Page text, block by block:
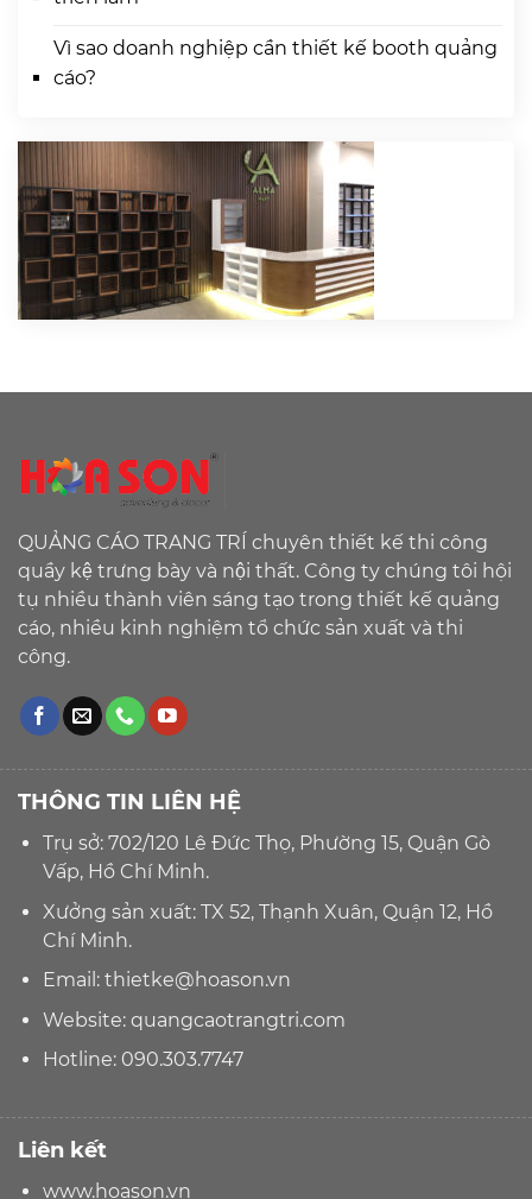
Vì sao doanh nghiệp cần thiết kế booth quảng
cáo?
QUẢNG CÁO TRANG TRÍ chuyên thiết kế thi công
quầy kệ trưng bày và nội thất. Công ty chúng tôi hội
tụ nhiều thành viên sáng tạo trong thiết kế quảng
cáo, nhiều kinh nghiệm tổ chức sản xuất và thi
công.
THÔNG TIN LIÊN HỆ
Trụ sở: 702/120 Lê Đức Thọ, Phường 15, Quận Gò
Vấp, Hồ Chí Minh.
Xưởng sản xuất: TX 52, Thạnh Xuân, Quận 12, Hồ
Chí Minh.
Email: thietke@hoason.vn
Website:quangcaotrangtri.com
Hotline: 090.303.7747
Liên kết
www.hoason.vn